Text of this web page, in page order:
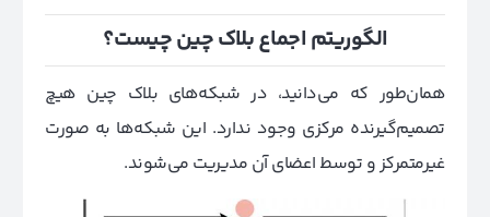
الگوریتم اجماع بلاک چین چیست؟
همان‌طور که می‌دانید، در شبکه‌های بلاک چین هیچ
تصمیم‌گیرنده مرکزی وجود ندارد. این شبکه‌ها به صورت
غیر‌متمرکز و توسط اعضای آن مدیریت می‌شوند.